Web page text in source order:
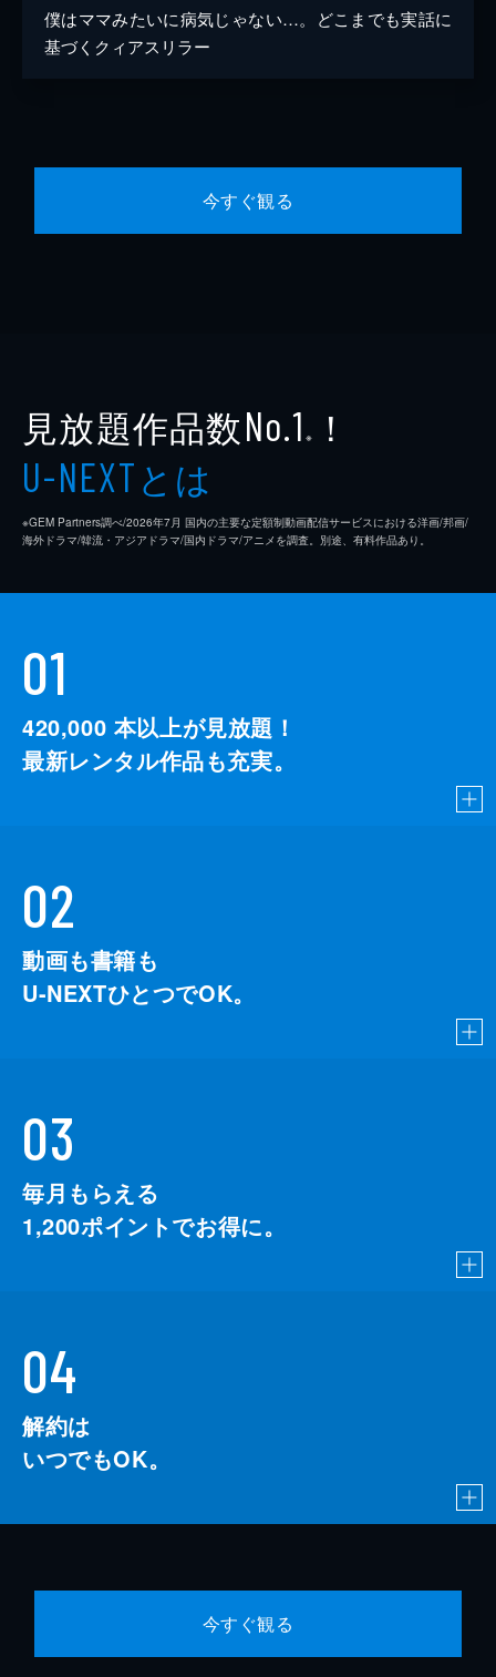
僕はママみたいに病気じゃない…。どこまでも実話に
基づくクィアスリラー
今すぐ観る
見放題作品数No.1 ※ ！
U-NEXTとは
※GEM Partners調べ/2026年7⽉ 国内の主要な定額制動画配信サービスにおける洋画/邦画/
海外ドラマ/韓流・アジアドラマ/国内ドラマ/アニメを調査。別途、有料作品あり。
01
420,000 本以上が見放題！
最新レンタル作品も充実。
02
動画も書籍も
U-NEXTひとつでOK。
03
毎月もらえる
1,200ポイントでお得に。
04
解約は
いつでもOK。
今すぐ観る